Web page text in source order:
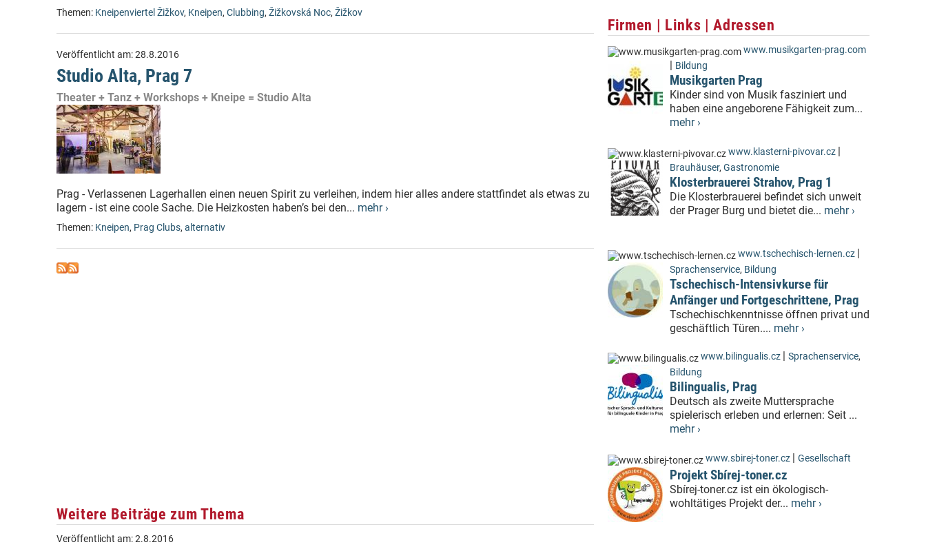
Themen: Kneipenviertel Žižkov, Kneipen, Clubbing, Žižkovská Noc, Žižkov
Veröffentlicht am:28.8.2016
Studio Alta, Prag 7
Theater + Tanz + Workshops + Kneipe = Studio Alta
Prag - Verlassenen Lagerhallen einen neuen Spirit zu verleihen, indem hier alles andere stattfindet als etwas zu
lagern - ist eine coole Sache. Die Heizkosten haben’s bei den... mehr ›
Themen: Kneipen, Prag Clubs, alternativ
Weitere Beiträge zum Thema
Veröffentlicht am:2.8.2016
Firmen | Links | Adressen
www.musikgarten-prag.com
| Bildung
Musikgarten Prag
Kinder sind von Musik fasziniert und
haben eine angeborene Fähigkeit zum...
mehr ›
www.klasterni-pivovar.cz |
Brauhäuser, Gastronomie
Klosterbrauerei Strahov, Prag 1
Die Klosterbrauerei befindet sich unweit
der Prager Burg und bietet die... mehr ›
www.tschechisch-lernen.cz |
Sprachenservice, Bildung
Tschechisch-Intensivkurse für
Anfänger und Fortgeschrittene, Prag
Tschechischkenntnisse öffnen privat und
geschäftlich Türen.... mehr ›
www.bilingualis.cz | Sprachenservice,
Bildung
Bilingualis, Prag
Deutsch als zweite Muttersprache
spielerisch erleben und erlernen: Seit ...
mehr ›
www.sbirej-toner.cz | Gesellschaft
Projekt Sbírej-toner.cz
Sbírej-toner.cz ist ein ökologisch-
wohltätiges Projekt der... mehr ›